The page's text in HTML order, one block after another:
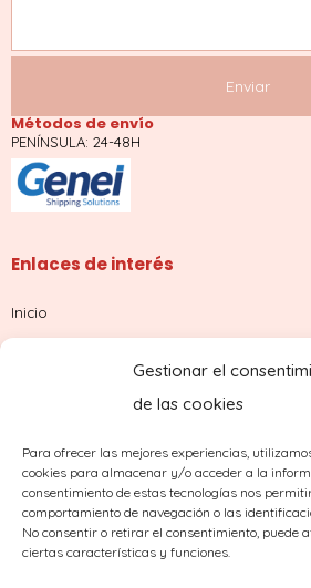
Gestionar el
de las cookies
Para ofrecer las mejores experiencias,
cookies para almacenar y/o acceder a la
consentimiento de estas tecnologías nos
comportamiento de navegación o las
No consentir o retirar el consentimiento, puede
ciertas características y funciones.
Métodos de envío
PENÍNSULA: 24-48H
Enlaces de interés
Inicio
¿Dudas con tu pedido?